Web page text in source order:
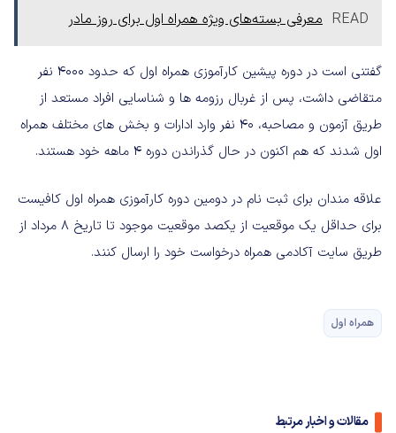
READ معرفی بسته‌های ویژه همراه اول برای روز مادر
گفتنی است در دوره پیشین کارآموزی همراه اول که حدود 4000 نفر
متقاضی داشت، پس از غربال رزومه ها و شناسایی افراد مستعد از
طریق آزمون و مصاحبه، 40 نفر وارد ادارات و بخش های مختلف همراه
اول شدند که هم اکنون در حال گذراندن دوره 4 ماهه خود هستند.
علاقه مندان برای ثبت نام در دومین دوره کارآموزی همراه اول کافیست
برای حداقل یک موقعیت از یکصد موقعیت موجود تا تاریخ 8 مرداد از
طریق سایت آکادمی همراه درخواست خود را ارسال کنند.
همراه اول
مقالات و اخبار مرتبط